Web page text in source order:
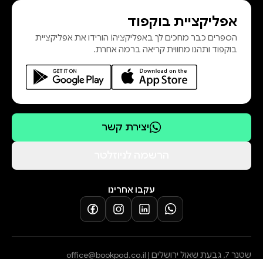
אפליקציית בוקפוד
הספרים כבר מחכים לך באפליקציה! הורידו את אפליקציית
בוקפוד ותהנו מחווית קריאה ברמה אחרת.
יצירת קשר
עקבו אחרינו
שטנר 7, גבעת שאול ירושלים | office@bookpod.co.il